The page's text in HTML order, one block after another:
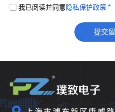
我已阅读并同意 隐私保护政策 *